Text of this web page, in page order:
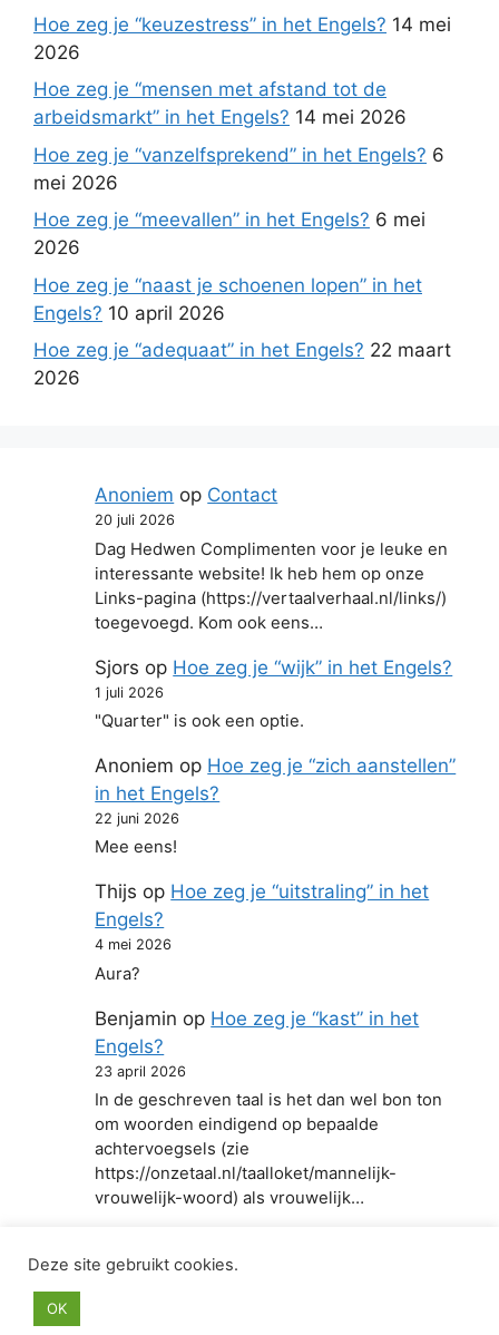
Hoe zeg je “keuzestress” in het Engels? 14 mei
2026
Hoe zeg je “mensen met afstand tot de
arbeidsmarkt” in het Engels? 14 mei 2026
Hoe zeg je “vanzelfsprekend” in het Engels? 6
mei 2026
Hoe zeg je “meevallen” in het Engels? 6 mei
2026
Hoe zeg je “naast je schoenen lopen” in het
Engels? 10 april 2026
Hoe zeg je “adequaat” in het Engels? 22 maart
2026
Anoniem op Contact
20 juli 2026
Dag Hedwen Complimenten voor je leuke en
interessante website! Ik heb hem op onze
Links-pagina (https://vertaalverhaal.nl/links/)
toegevoegd. Kom ook eens…
Sjors op Hoe zeg je “wijk” in het Engels?
1 juli 2026
"Quarter" is ook een optie.
Anoniem op Hoe zeg je “zich aanstellen”
in het Engels?
22 juni 2026
Mee eens!
Thijs op Hoe zeg je “uitstraling” in het
Engels?
4 mei 2026
Aura?
Benjamin op Hoe zeg je “kast” in het
Engels?
23 april 2026
In de geschreven taal is het dan wel bon ton
om woorden eindigend op bepaalde
achtervoegsels (zie
https://onzetaal.nl/taalloket/mannelijk-
vrouwelijk-woord) als vrouwelijk…
© 2026 Hoe zeg je in het Engels
Deze site gebruikt cookies.
OK